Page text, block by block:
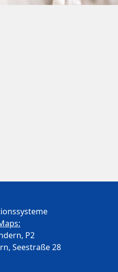
P2
Seestraße 28